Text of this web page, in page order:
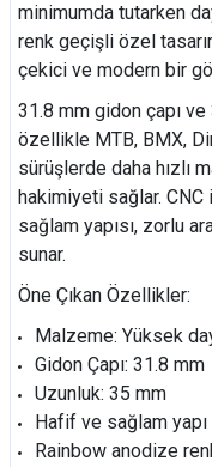
minimumda tutarken
renk geçişli özel
çekici ve modern bir
31.8 mm gidon çapı
özellikle MTB, BMX,
sürüşlerde daha hızlı
hakimiyeti sağlar.
sağlam yapısı, zorlu
sunar.
Öne Çıkan Özellikler:
Malzeme: Yüksek
Gidon Çapı: 31.8 mm
Uzunluk: 35 mm
Hafif ve sağlam yapı
Rainbow anodize